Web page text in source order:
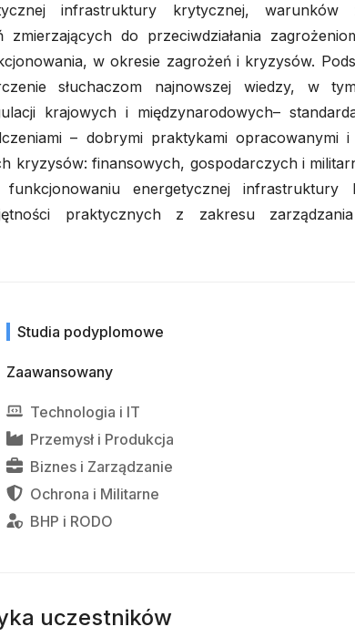
infrastruktury krytycznej, warunków
zmierzających do przeciwdziałania
w okresie zagrożeń i kryzysów.
słuchaczom najnowszej wiedzy, w
krajowych i międzynarodowych–
– dobrymi praktykami opracowanymi
kryzysów: finansowych, gospodarczych i
funkcjonowaniu energetycznej infrastruktury
praktycznych z zakresu
Studia podyplomowe
Zaawansowany
Technologia i IT
Przemysł i Produkcja
Biznes i Zarządzanie
Ochrona i Militarne
BHP i RODO
uczestników